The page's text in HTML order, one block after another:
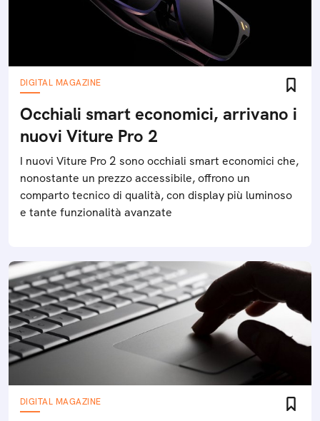
DIGITAL MAGAZINE
Occhiali smart economici, arrivano i
nuovi Viture Pro 2
I nuovi Viture Pro 2 sono occhiali smart economici che,
nonostante un prezzo accessibile, offrono un
comparto tecnico di qualità, con display più luminoso
e tante funzionalità avanzate
DIGITAL MAGAZINE